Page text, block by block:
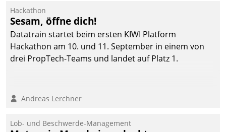
Ressort Kapitalanlage für
künftige Aufgaben und
Herausforderungen
gerüstet.
Hackathon
Sesam, öffne dich!
Datatrain startet beim ersten KIWI Platform
Hackathon am 10. und 11. September in einem von
drei PropTech-Teams und landet auf Platz 1.
Andreas Lerchner
Lob- und Beschwerde-Management